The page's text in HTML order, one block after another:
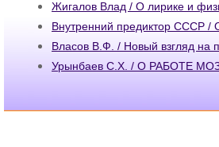
Жигалов Влад / О лирике и
Внутренний предиктор
Власов В.Ф. / Новый взгляд на
Урынбаев С.Х. / О РАБОТЕ